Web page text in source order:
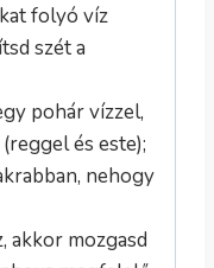
folyó víz
szét a
pohár vízzel,
és este);
nehogy
akkor mozgasd